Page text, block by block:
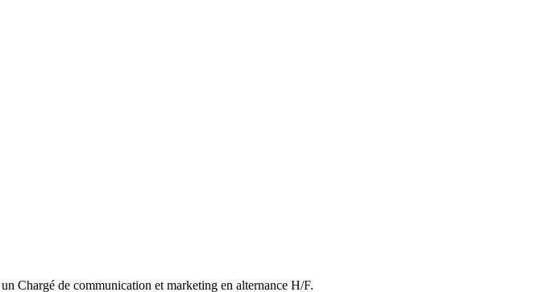
Chargé de communication et marketing en alternance H/F.